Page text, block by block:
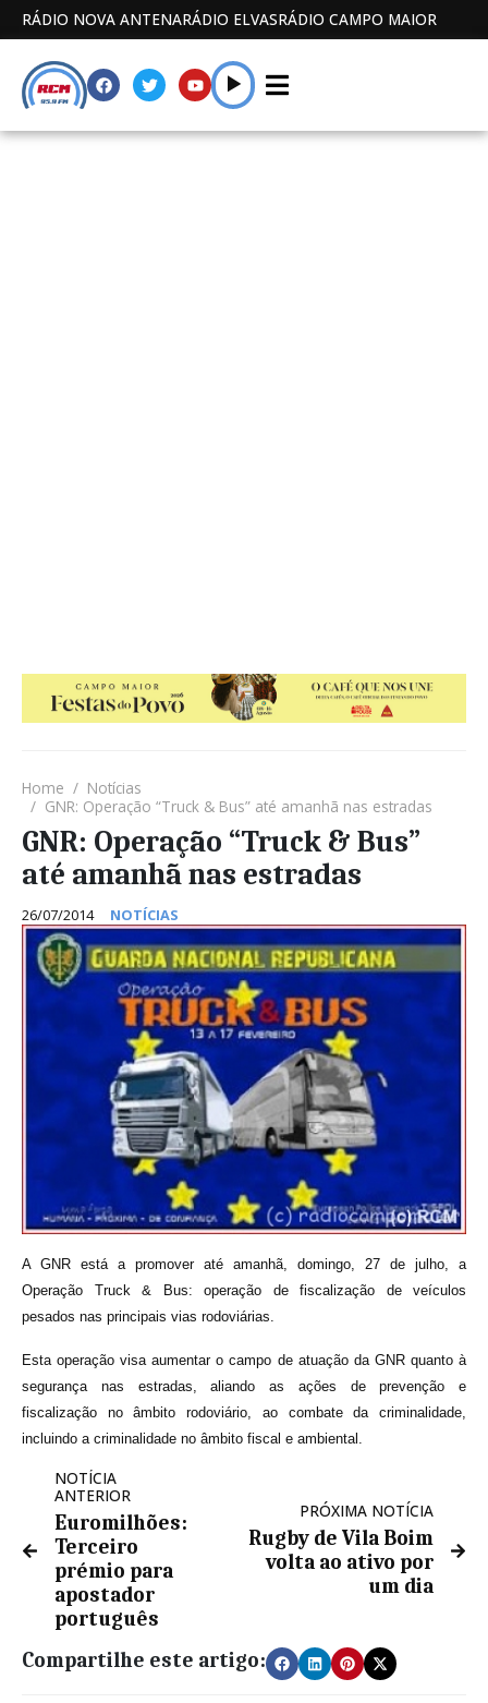
RÁDIO NOVA ANTENARÁDIO ELVASRÁDIO CAMPO MAIOR
Home
Notícias
GNR: Operação “Truck & Bus” até amanhã nas estradas
GNR: Operação “Truck & Bus”
até amanhã nas estradas
26/07/2014 NOTÍCIAS
A GNR está a promover até amanhã, domingo, 27 de julho, a
Operação Truck & Bus: operação de fiscalização de veículos
pesados nas principais vias rodoviárias.
Esta operação visa aumentar o campo de atuação da GNR quanto à
segurança nas estradas, aliando as ações de prevenção e
fiscalização no âmbito rodoviário, ao combate da criminalidade,
incluindo a criminalidade no âmbito fiscal e ambiental.
NOTÍCIA
ANTERIOR
Euromilhões:
Terceiro
prémio para
apostador
português
PRÓXIMA NOTÍCIA
Rugby de Vila Boim
volta ao ativo por
um dia
Compartilhe este artigo: